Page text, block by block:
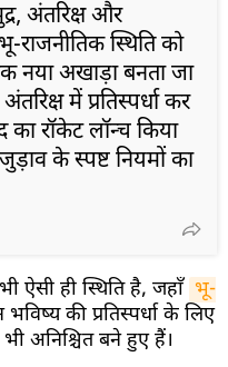
अंतरिक्ष और
राजनीतिक स्थिति को
नया अखाड़ा बनता जा
में प्रतिस्पर्धा कर
रॉकेट लॉन्च किया
के स्पष्ट नियमों का
ऐसी ही स्थिति है, जहाँ भू-
की प्रतिस्पर्धा के लिए
भी अनिश्चित बने हुए हैं।